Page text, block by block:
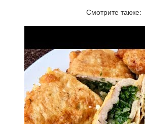
Смотрите также: